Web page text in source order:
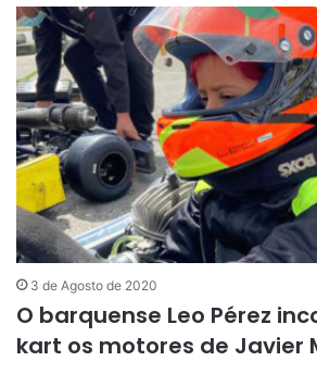
3 de Agosto de 2020
O barquense Leo Pérez
kart os motores de Javier